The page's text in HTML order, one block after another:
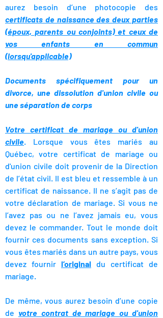
aurez besoin d’une photocopie des
certificats de naissance des deux parties
(époux, parents ou conjoints) et ceux de
vos enfants en commun
(lorsqu'applicable)
Documents spécifiquement pour un
divorce, une dissolution d'union civile ou
une séparation de corps
Votre certificat de mariage ou d'union
civile. Lorsque vous êtes mariés au
Québec, votre certificat de mariage ou
d'union civile doit provenir de la Direction
de l’état civil. Il est bleu et ressemble à un
certificat de naissance. Il ne s’agit pas de
votre déclaration de mariage. Si vous ne
l’avez pas ou ne l’avez jamais eu, vous
devez le commander. Tout le monde doit
fournir ces documents sans exception. Si
vous êtes mariés dans un autre pays, vous
devez fournir l’original du certificat de
mariage.
De même, vous aurez besoin d’une copie
de votre contrat de mariage ou d'union